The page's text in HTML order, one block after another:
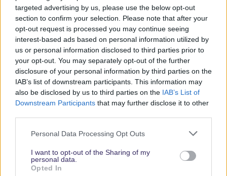
targeted advertising by us, please use the below opt-out
section to confirm your selection. Please note that after your
opt-out request is processed you may continue seeing
interest-based ads based on personal information utilized by
us or personal information disclosed to third parties prior to
your opt-out. You may separately opt-out of the further
disclosure of your personal information by third parties on the
IAB’s list of downstream participants. This information may
also be disclosed by us to third parties on the IAB’s List of
Downstream Participants that may further disclose it to other
Personal Data Processing Opt Outs
I want to opt-out of the Sharing of my
personal data.
Opted In
thrill_cosby